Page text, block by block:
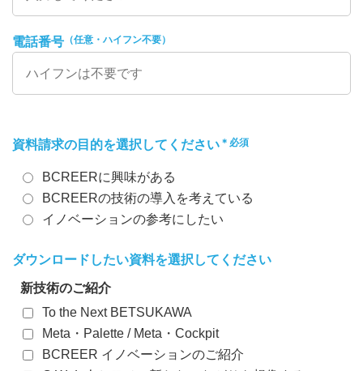
電話番号 （任意・ハイフン不要）
資料請求の目的を選択してください ＊必須
BCREERに興味がある
BCREERの技術の導入を考えている
イノベーションの参考にしたい
ダウンロードしたい資料を選択してください
新技術のご紹介
To the Next BETSUKAWA
Meta・Palette / Meta・Cockpit
BCREER イノベーションのご紹介